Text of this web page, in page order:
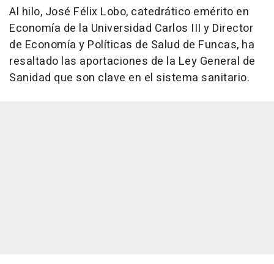
Al hilo, José Félix Lobo, catedrático emérito en
Economía de la Universidad Carlos III y Director
de Economía y Políticas de Salud de Funcas, ha
resaltado las aportaciones de la Ley General de
Sanidad que son clave en el sistema sanitario.